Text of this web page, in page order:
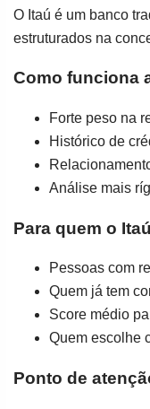
O Itaú é um banco
estruturados na
Como funciona
Forte peso na
Histórico de
Análise mais
Para quem o
Pessoas com
Quem já tem
Score médio
Quem escolhe
Ponto de